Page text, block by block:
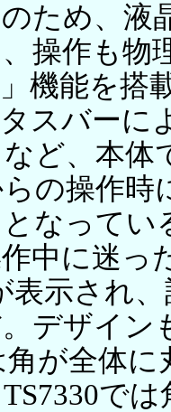
ため、液
操作も物
機能を搭
スバーに
ど、本体
らの操作
なってい
中に迷っ
表示され
デザイン
角が全体
で